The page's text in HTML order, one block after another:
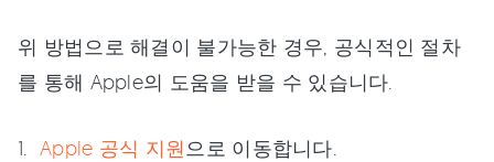
위 방법으로 해결이 불가능한 경우, 공식적인 절차
를 통해 Apple의 도움을 받을 수 있습니다.
Apple 공식 지원으로 이동합니다.